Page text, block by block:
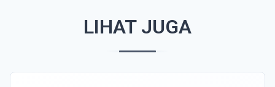
LIHAT JUGA